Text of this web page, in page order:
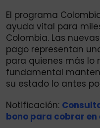
El programa
ayuda vital para
Colombia. Las
pago representan
para quienes más lo
fundamental
su estado lo antes
Notificación:
bono para cobrar en